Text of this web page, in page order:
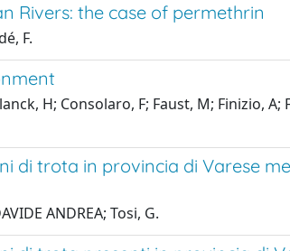
Rivers: the case of permethrin
F.
H; Consolaro, F; Faust, M; Finizio,
trota in provincia di Varese
ANDREA; Tosi, G.